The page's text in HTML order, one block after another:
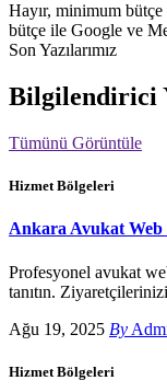
Hayır, minimum
bütçe ile Google ve
Son Yazılarımız
Bilgilendirici
Tümünü Görüntüle
Hizmet Bölgeleri
Ankara Avukat Web
Profesyonel avukat
tanıtın.
Ağu 19, 2025 By
Hizmet Bölgeleri